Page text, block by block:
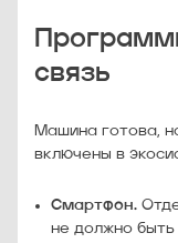
связь
Машина готова,
включены в
Смартфон.
не должно быть